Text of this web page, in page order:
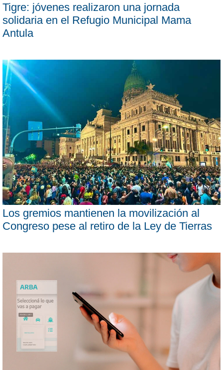
Tigre: jóvenes realizaron una jornada
solidaria en el Refugio Municipal Mama
Antula
Los gremios mantienen la movilización al
Congreso pese al retiro de la Ley de Tierras